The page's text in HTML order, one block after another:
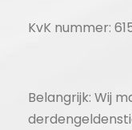
KvK nummer:
Belangrijk: Wij